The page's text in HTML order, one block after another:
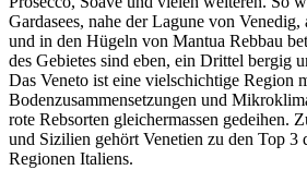
Gardasees, nahe der Lagune von
und in den Hügeln von Mantua Rebbau
des Gebietes sind eben, ein Drittel bergig
Das Veneto ist eine vielschichtige Region
Bodenzusammensetzungen und
rote Rebsorten gleichermassen gedeihen.
und Sizilien gehört Venetien zu den Top 3
Regionen Italiens.